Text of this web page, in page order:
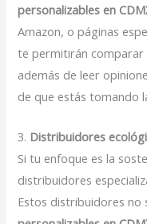
personalizables en
Amazon, o páginas
te permitirán comparar
además de leer
de que estás tomando
3. Distribuidores
Si tu enfoque es la
distribuidores
Estos distribuidores